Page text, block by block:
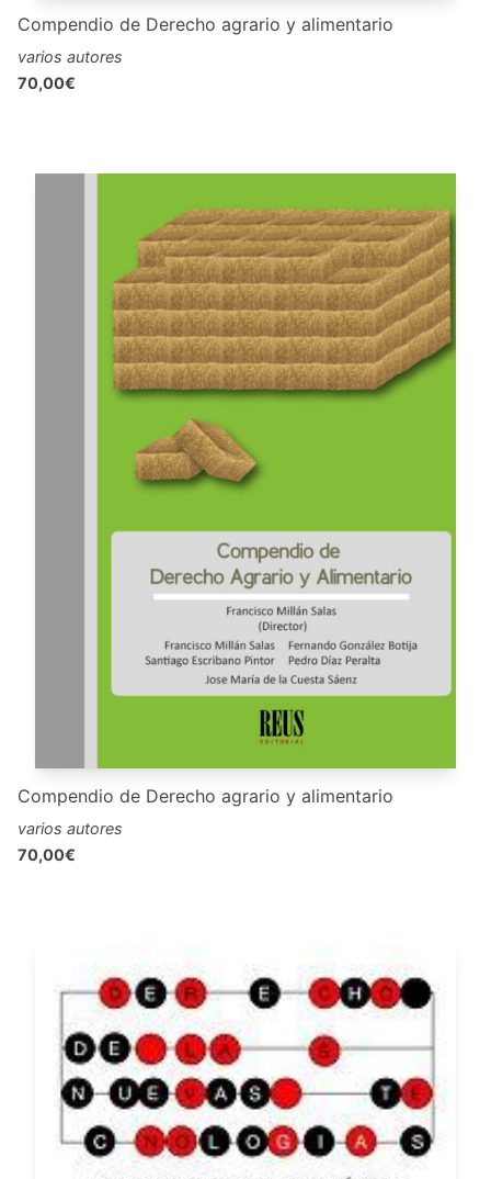
Compendio de Derecho agrario y alimentario
varios autores
70,00€
Compendio de Derecho agrario y alimentario
varios autores
70,00€